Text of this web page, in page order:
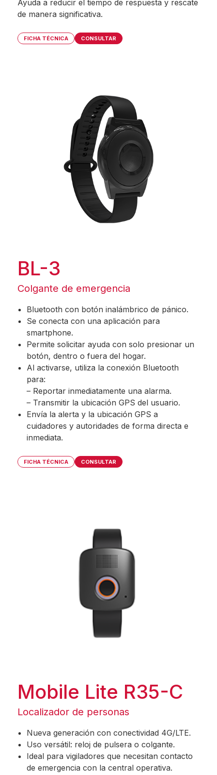
Ayuda a reducir el tiempo de respuesta y rescate
de manera significativa.
FICHA TÉCNICA CONSULTAR
BL-3
Colgante de emergencia
Bluetooth con botón inalámbrico de pánico.
Se conecta con una aplicación para
smartphone.
Permite solicitar ayuda con solo presionar un
botón, dentro o fuera del hogar.
Al activarse, utiliza la conexión Bluetooth
para:
– Reportar inmediatamente una alarma.
– Transmitir la ubicación GPS del usuario.
Envía la alerta y la ubicación GPS a
cuidadores y autoridades de forma directa e
inmediata.
FICHA TÉCNICA CONSULTAR
Mobile Lite R35-C
Localizador de personas
Nueva generación con conectividad 4G/LTE.
Uso versátil: reloj de pulsera o colgante.
Ideal para vigiladores que necesitan contacto
de emergencia con la central operativa.